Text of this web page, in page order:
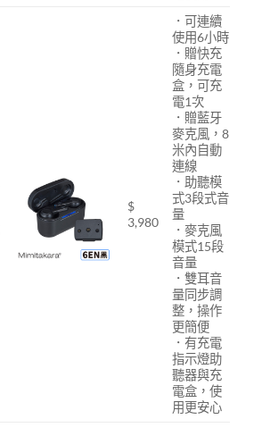
$
3,980
．可連續
使用6小時
．贈快充
隨身充電
盒，可充
電1次
．贈藍牙
麥克風，8
米內自動
連線
．助聽模
式3段式音
量
．麥克風
模式15段
音量
．雙耳音
量同步調
整，操作
更簡便
．有充電
指示燈助
聽器與充
電盒，使
用更安心